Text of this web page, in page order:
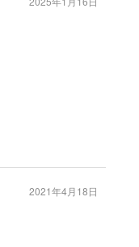
2021年4月18日